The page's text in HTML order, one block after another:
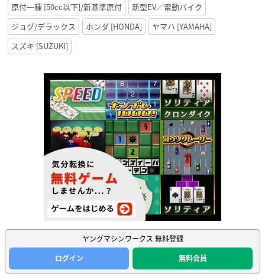
原付一種 [50cc以下]/新基準原付
新型EV／電動バイク
ジョグ/デラックス
ホンダ [HONDA]
ヤマハ [YAMAHA]
スズキ [SUZUKI]
ヤングマシンワークス 無料登録
ログイン
無料会員